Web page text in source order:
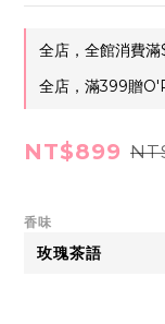
全店，全館消費
全店，滿399贈
NT$899
香味